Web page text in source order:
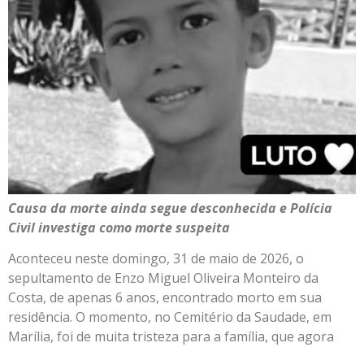
Causa da morte ainda segue desconhecida e Polícia
Civil investiga como morte suspeita
Aconteceu neste domingo, 31 de maio de 2026, o
sepultamento de Enzo Miguel Oliveira Monteiro da
Costa, de apenas 6 anos, encontrado morto em sua
residência. O momento, no Cemitério da Saudade, em
Marília, foi de muita tristeza para a família, que agora